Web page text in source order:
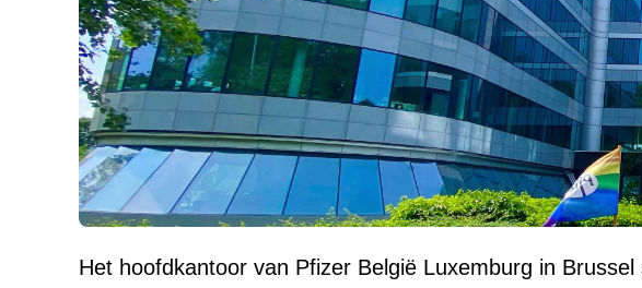
Het hoofdkantoor van Pfizer België Luxemburg in